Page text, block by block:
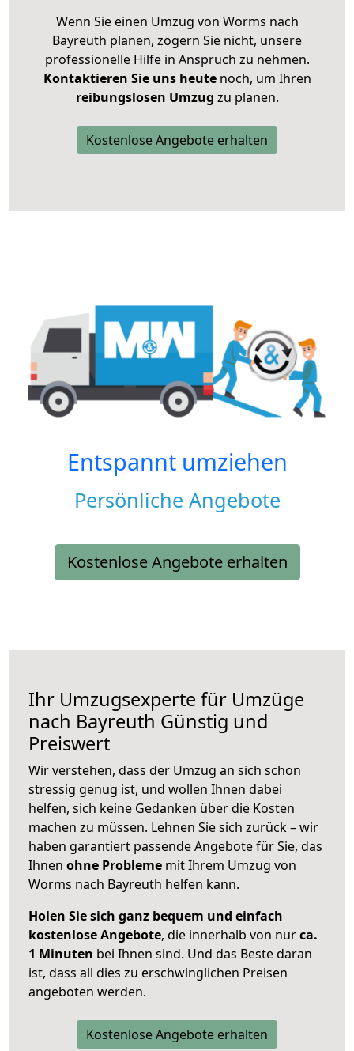
Wenn Sie einen Umzug von Worms nach
Bayreuth planen, zögern Sie nicht, unsere
professionelle Hilfe in Anspruch zu nehmen.
Kontaktieren Sie uns heutenoch, um Ihren
reibungslosen Umzug zu planen.
Kostenlose Angebote erhalten
Entspannt umziehen
Persönliche Angebote
Kostenlose Angebote erhalten
Ihr Umzugsexperte für Umzüge
nach Bayreuth Günstig und
Preiswert
Wir verstehen, dass der Umzug an sich schon
stressig genug ist, und wollen Ihnen dabei
helfen, sich keine Gedanken über die Kosten
machen zu müssen. Lehnen Sie sich zurück – wir
haben garantiert passende Angebote für Sie, das
Ihnen ohne Probleme mit Ihrem Umzug von
Worms nach Bayreuth helfen kann.
Holen Sie sich ganz bequem und einfach
kostenlose Angebote, die innerhalb von nurca.
1 Minuten bei Ihnen sind. Und das Beste daran
ist, dass all dies zu erschwinglichen Preisen
angeboten werden.
Kostenlose Angebote erhalten